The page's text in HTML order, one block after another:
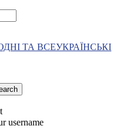
ТА ВСЕУКРАЇНСЬКІ
username